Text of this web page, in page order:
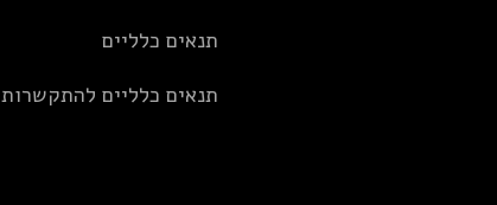
תנאים כלליים
תנאים כלליים להתקשרות